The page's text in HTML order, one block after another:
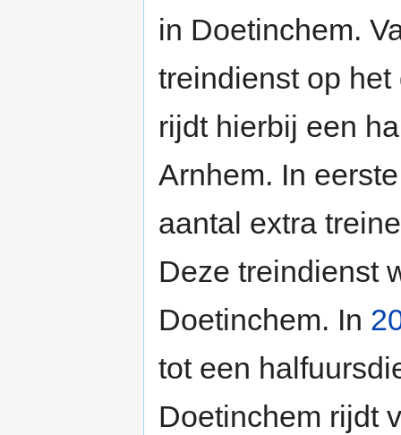
in Doetinchem.
treindienst op
rijdt hierbij een
Arnhem. In
aantal extra
Deze treindienst
Doetinchem. In
tot een
Doetinchem rijdt